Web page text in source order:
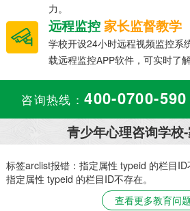
力。
远程监控家长监督教学
学校开设24小时远程视频监控系
载远程监控APP软件，可实时了
咨询热线：400-0700-590
青少年心理咨询学校
标签arclist报错：指定属性 typeid 的栏目ID
指定属性 typeid 的栏目ID不存在。
查看更多教育问题